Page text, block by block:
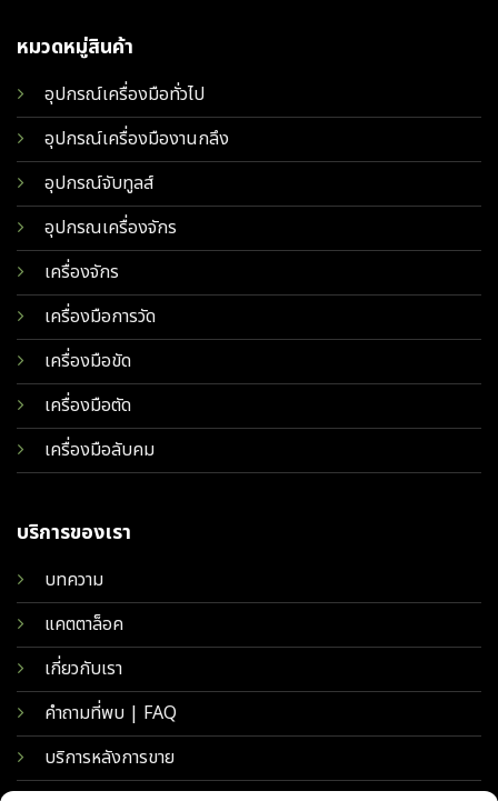
หมวดหมู่สินค้า
อุปกรณ์เครื่องมือทั่วไป
อุปกรณ์เครื่องมืองานกลึง
อุปกรณ์จับทูลส์
อุปกรณเครื่องจักร
เครื่องจักร
เครื่องมือการวัด
เครื่องมือขัด
เครื่องมือตัด
เครื่องมือลับคม
บริการของเรา
บทความ
แคตตาล็อค
เกี่ยวกับเรา
คำถามที่พบ | FAQ
บริการหลังการขาย